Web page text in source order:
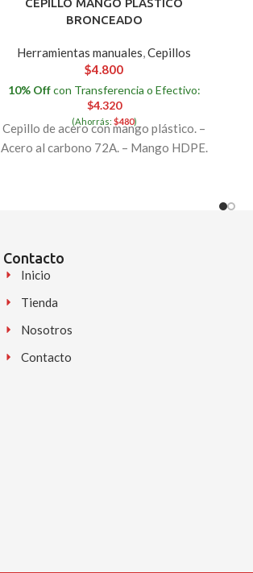
CEPILLO MANGO PLASTICO
BRONCEADO
Herramientas manuales,Cepillos
$4.800
10% Offcon Transferencia o Efectivo:
$4.320
(Ahorrás: $480)
Cepillo de acero con mango plástico. –
Acero al carbono 72A. – Mango HDPE.
Contacto
Inicio
Tienda
Nosotros
Contacto